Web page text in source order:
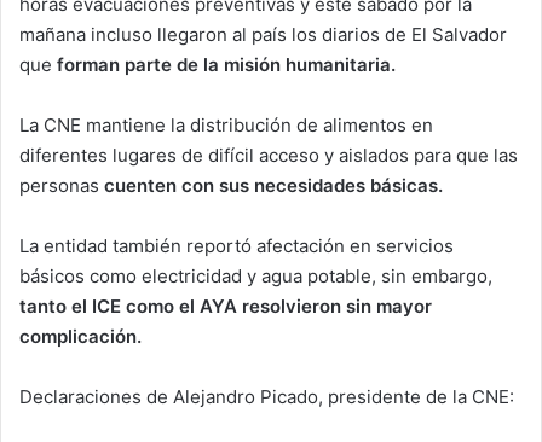
mañana incluso llegaron al país los diarios de El Salvador
que forman parte de la misión humanitaria.
La CNE mantiene la distribución de alimentos en
diferentes lugares de difícil acceso y aislados para que las
personas cuenten con sus necesidades básicas.
La entidad también reportó afectación en servicios
básicos como electricidad y agua potable, sin embargo,
tanto el ICE como el AYA resolvieron sin mayor
complicación.
Declaraciones de Alejandro Picado, presidente de la CNE: